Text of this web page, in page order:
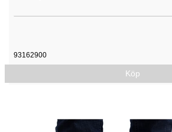
93162900
Köp